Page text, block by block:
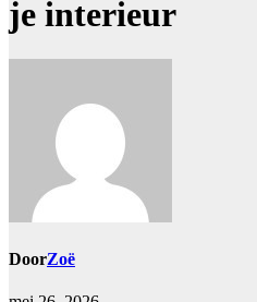
je interieur
DoorZoë